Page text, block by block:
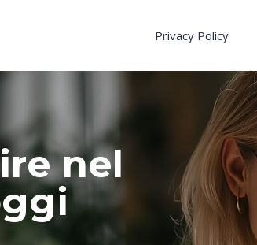
Privacy Policy
nel